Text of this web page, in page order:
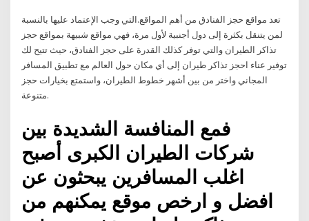
تعد مواقع حجز الفنادق من أهم المواقع.التي وجب الإعتماد عليها بالنسبة
لمن يتنقل بكثرة إلى دول أجنبية لأول مرة، فهي مواقع شبيهة بمواقع حجز
تذاكر الطيران والتي توفر كذلك القدرة على حجز الفنادق، حيث تتيح لك
توفير عناء احجز تذاكر طيران إلى أي مكان حول العالم مع تطبيق المسافر
المجاني واختر من بين أشهر خطوط الطيران، واستمتع بخيارات حجز
متنوعة.
فمع المنافسة الشديدة بين
شركات الطيران الكبرى أصبح
اغلب المسافرين يبحثون عن
افضل و ارخص موقع يمكنهم من